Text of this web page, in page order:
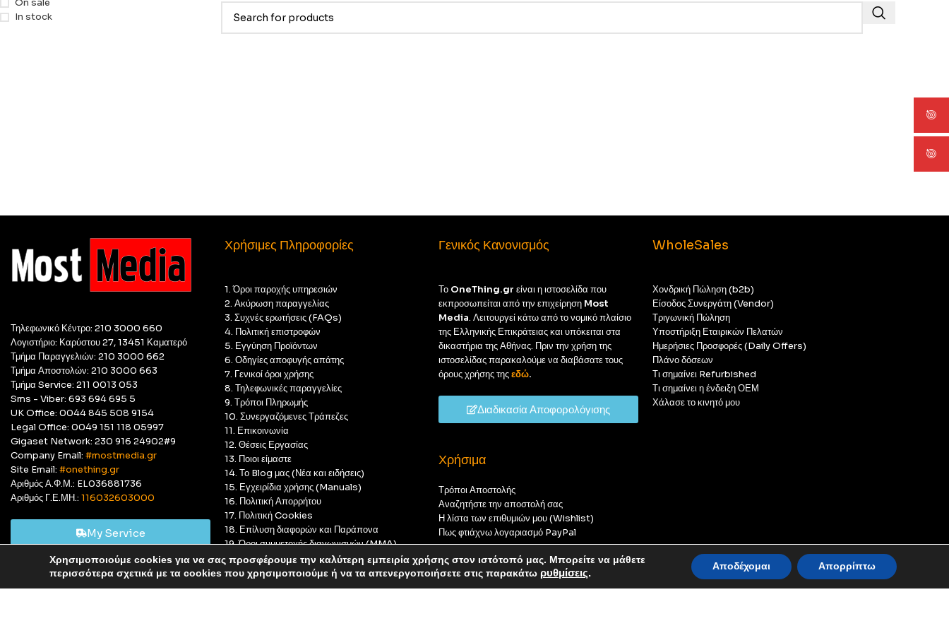
Αυτό είναι ένα δοκιμαστικό κατάστημα για δοκιμαστικούς σκοπούς — καμία παραγγελία δεν θα ολοκληρωθεί.
On sale
In stock
Τηλεφωνικό Κέντρο: 210 3000 660
Λογιστήριο: Καρύστου 27, 13451 Καματερό
Τμήμα Παραγγελιών: 210 3000 662
Τμήμα Αποστολών: 210 3000 663
Τμήμα Service: 211 0013 053
Sms - Viber: 693 694 695 5
UK Office: 0044 845 508 9154
Legal Office: 0049 151 118 05997
Gigaset Network: 230 916 24902#9
Company Email: #mostmedia.gr
Site Email: #onething.gr
Αριθμός Α.Φ.Μ.: EL036881736
Αριθμός Γ.Ε.ΜΗ.: 116032603000
My Service
Χρήσιμες Πληροφορίες
1. Όροι παροχής υπηρεσιών
2. Ακύρωση παραγγελίας
3. Συχνές ερωτήσεις (FAQs)
4. Πολιτική επιστροφών
5. Εγγύηση Προϊόντων
6. Οδηγίες αποφυγής απάτης
7. Γενικοί όροι χρήσης
8. Τηλεφωνικές παραγγελίες
9. Τρόποι Πληρωμής
10. Συνεργαζόμενες Τράπεζες
11. Επικοινωνία
12. Θέσεις Εργασίας
13. Ποιοι είμαστε
14. Το Blog μας (Νέα και ειδήσεις)
15. Εγχειρίδια χρήσης (Manuals)
16. Πολιτική Απορρήτου
17. Πολιτική Cookies
18. Επίλυση διαφορών και Παράπονα
19. Όροι συμμετοχής διαγωνισμών (MMA)
20. GDPR Compliant
Γενικός Κανονισμός
Το OneThing.gr είναι η ιστοσελίδα που
εκπροσωπείται από την επιχείρηση Most
Media. Λειτουργεί κάτω από το νομικό πλαίσιο
της Ελληνικής Επικράτειας και υπόκειται στα
δικαστήρια της Αθήνας. Πριν την χρήση της
ιστοσελίδας παρακαλούμε να διαβάσατε τους
όρους χρήσης τηςεδώ.
Διαδικασία Αποφορολόγισης
Χρήσιμα
Τρόποι Αποστολής
Αναζητήστε την αποστολή σας
Η λίστα των επιθυμιών μου (Wishlist)
Πως φτιάχνω λογαριασμό PayPal
WholeSales
Χονδρική Πώληση (b2b)
Είσοδος Συνεργάτη (Vendor)
Τριγωνική Πώληση
Υποστήριξη Εταιρικών Πελατών
Ημερήσιες Προσφορές (Daily Offers)
Πλάνο δόσεων
Τι σημαίνει Refurbished
Τι σημαίνει η ένδειξη ΟΕΜ
Χάλασε το κινητό μου
© Most Media 2011 - 2025, All rights reserved
Χρησιμοποιούμε cookies για να σας προσφέρουμε την καλύτερη εμπειρία χρήσης στον ιστότοπό μας. Μπορείτε να μάθετε
περισσότερα σχετικά με τα cookies που χρησιμοποιούμε ή να τα απενεργοποιήσετε στις παρακάτω ρυθμίσεις. Αποδέχομαι Απορρίπτω